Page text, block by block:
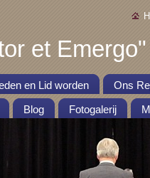
et Emergo"
en Lid worden Ons
Blog Fotogalerij